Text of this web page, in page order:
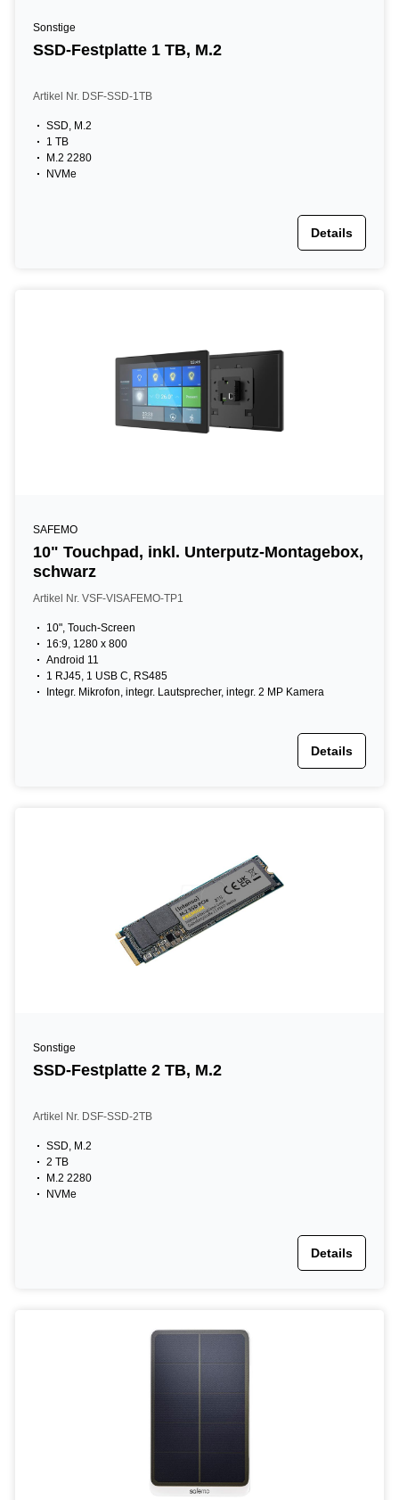
Sonstige
SSD-Festplatte 1 TB, M.2
Artikel Nr. DSF-SSD-1TB
SSD, M.2
1 TB
M.2 2280
NVMe
Details
SAFEMO
10" Touchpad, inkl. Unterputz-Montagebox,
schwarz
Artikel Nr. VSF-VISAFEMO-TP1
10", Touch-Screen
16:9, 1280 x 800
Android 11
1 RJ45, 1 USB C, RS485
Integr. Mikrofon, integr. Lautsprecher, integr. 2 MP Kamera
Details
Sonstige
SSD-Festplatte 2 TB, M.2
Artikel Nr. DSF-SSD-2TB
SSD, M.2
2 TB
M.2 2280
NVMe
Details